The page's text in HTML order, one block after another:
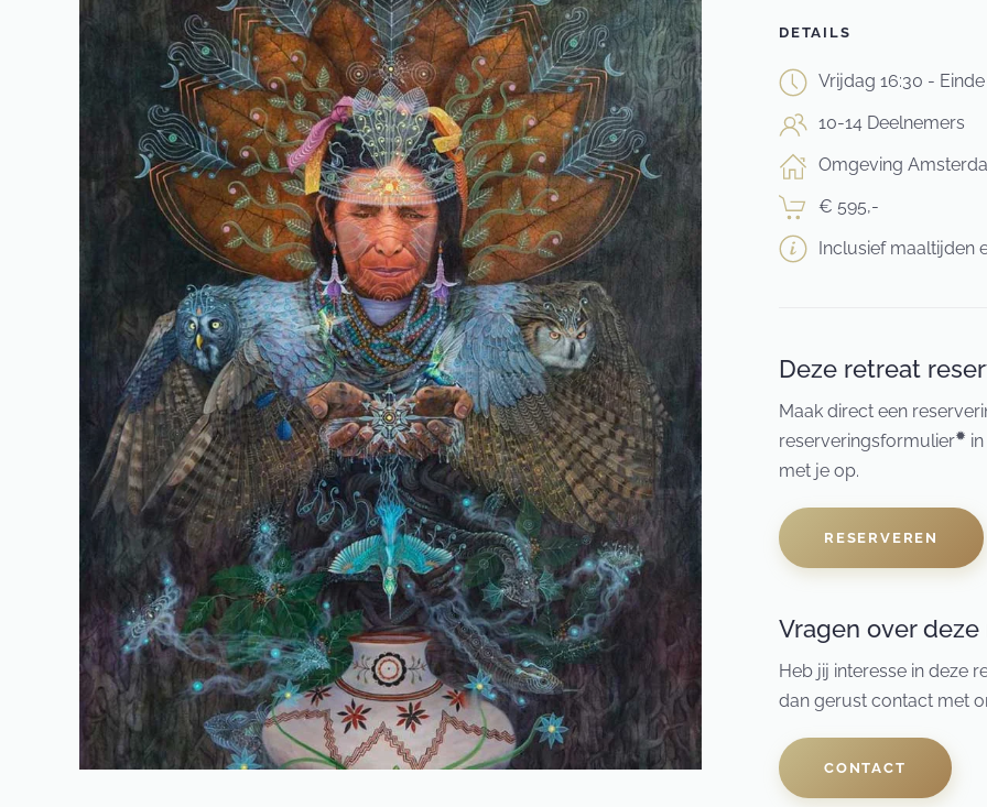
DETAILS
Vrijdag 16:30 -
10-14 Deelnemers
Omgeving
€ 595,-
Inclusief maaltijden
Deze retreat
Maak direct een
reserveringsformulier✹
met je op.
RESERVEREN
Vragen over deze
Heb jij interesse in deze
dan gerust contact met
CONTACT